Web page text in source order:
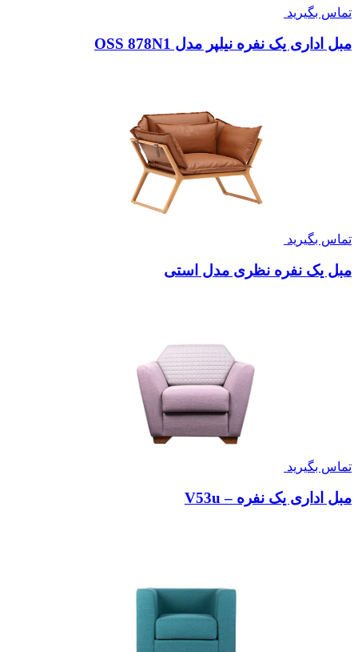
تماس بگیرید
مبل اداری یک نفره نیلپر مدل OSS 878N1
تماس بگیرید
مبل یک نفره نظری مدل استی
تماس بگیرید
مبل اداری یک نفره – V53u